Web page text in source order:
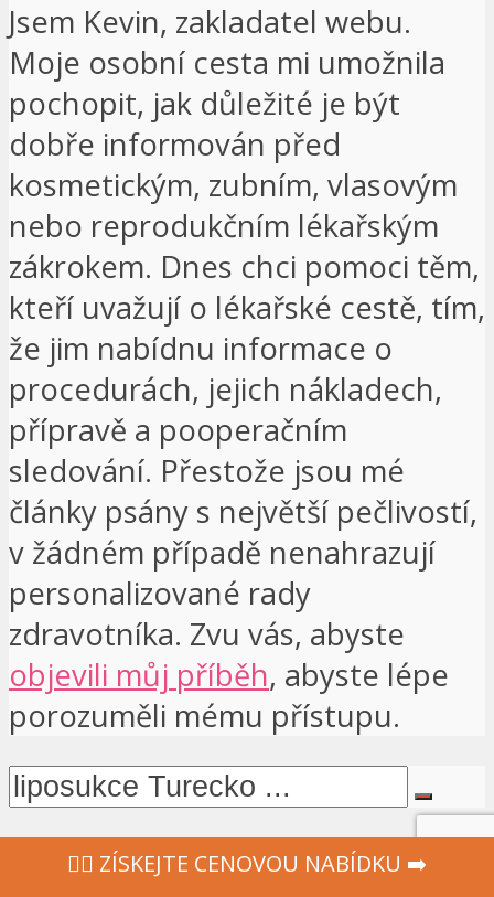
Jsem Kevin, zakladatel webu.
Moje osobní cesta mi umožnila
pochopit, jak důležité je být
dobře informován před
kosmetickým, zubním, vlasovým
nebo reprodukčním lékařským
zákrokem. Dnes chci pomoci těm,
kteří uvažují o lékařské cestě, tím,
že jim nabídnu informace o
procedurách, jejich nákladech,
přípravě a pooperačním
sledování. Přestože jsou mé
články psány s největší pečlivostí,
v žádném případě nenahrazují
personalizované rady
zdravotníka. Zvu vás, abyste
objevili můj příběh, abyste lépe
porozuměli mému přístupu.
VÝBĚR LÉČBY
‍👩‍⚕ ZÍSKEJTE CENOVOU NABÍDKU ➡️